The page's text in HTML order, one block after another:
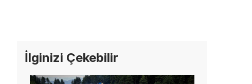
İlginizi Çekebilir